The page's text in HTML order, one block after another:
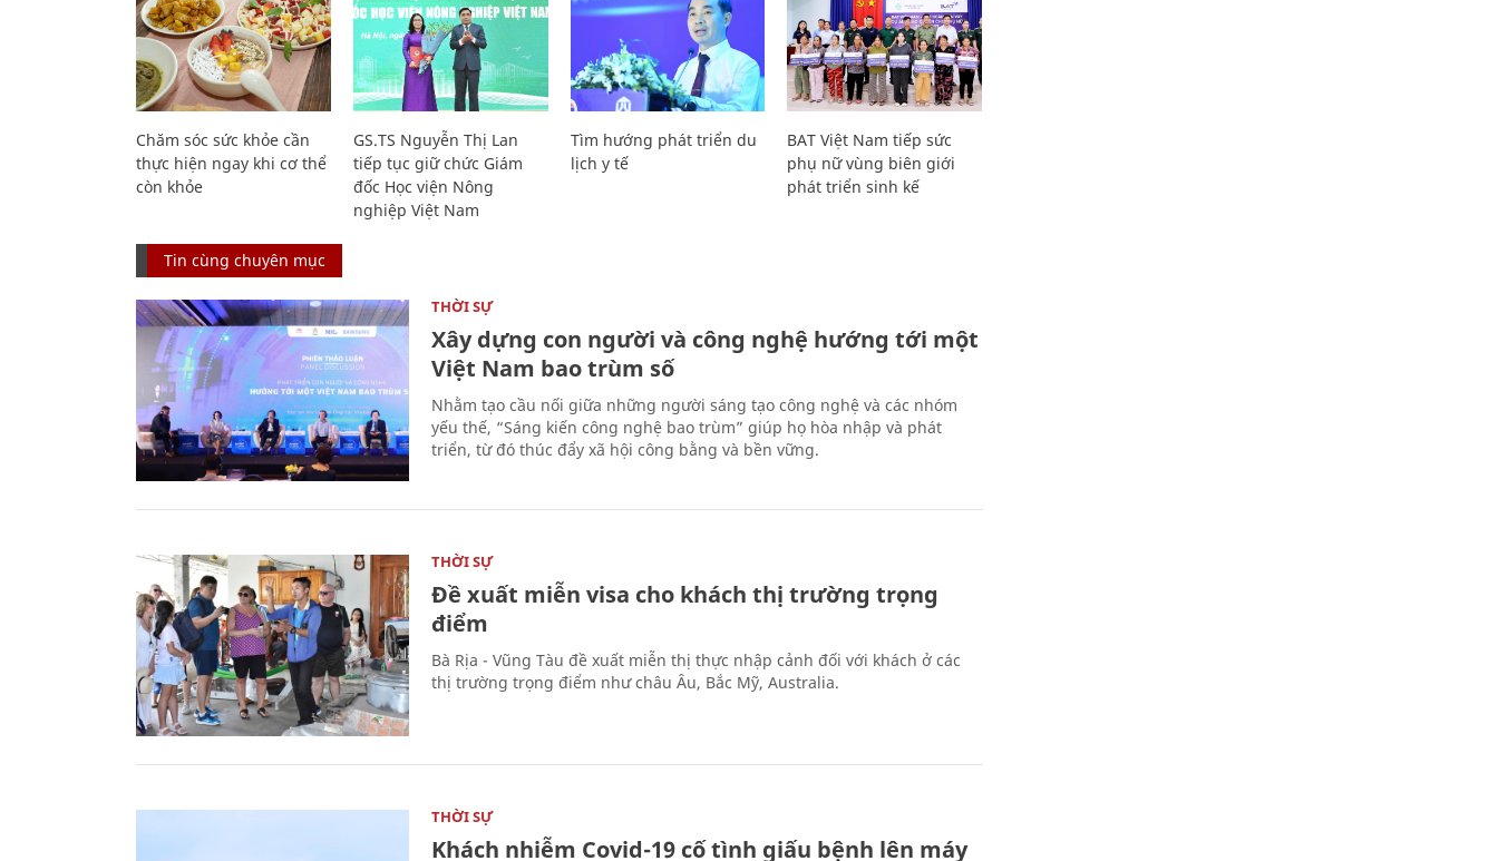
Chăm sóc sức khỏe cần
thực hiện ngay khi cơ thể
còn khỏe
GS.TS Nguyễn Thị Lan
tiếp tục giữ chức Giám
đốc Học viện Nông
nghiệp Việt Nam
Tìm hướng phát triển du
lịch y tế
BAT Việt Nam tiếp sức
phụ nữ vùng biên giới
phát triển sinh kế
Tin cùng chuyên mục
THỜI SỰ
Xây dựng con người và công nghệ hướng tới một
Việt Nam bao trùm số
Nhằm tạo cầu nối giữa những người sáng tạo công nghệ và các nhóm
yếu thế, “Sáng kiến công nghệ bao trùm” giúp họ hòa nhập và phát
triển, từ đó thúc đẩy xã hội công bằng và bền vững.
THỜI SỰ
Đề xuất miễn visa cho khách thị trường trọng
điểm
Bà Rịa - Vũng Tàu đề xuất miễn thị thực nhập cảnh đối với khách ở các
thị trường trọng điểm như châu Âu, Bắc Mỹ, Australia.
THỜI SỰ
Khách nhiễm Covid-19 cố tình giấu bệnh lên máy